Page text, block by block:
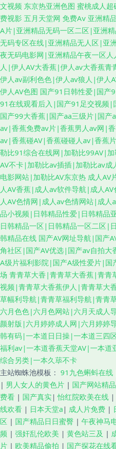
文视频 东京热亚洲色图 蜜桃成人超
费视影 五月天堂网 免费Av 亚洲精
A片|亚洲精品无码一区二区|亚洲
无码专区在线|亚洲精品无人区|亚
夜无码电影网|亚洲精品午夜一区
人|伊人AV大香蕉|伊人av大香蕉
伊人av副利色色|伊人av狼人|伊人
伊人AV色图 国产91日韩性爱|国产
91在线观看后入|国产91足交视频
国产99大香蕉|国产aa三级片|国产
av|香蕉免费av片|香蕉男人av网|
av|香蕉碰AV|香蕉碰碰人av|香蕉
勒比91综合在线网|加勒比99AV|
AV不卡|加勒比av插插|加勒比av
电影网站|加勒比AV东京热 成人AV
人AV香蕉|成人av软件导航|成人
人AV色情网|成人av色情网站|成人
品小视频|日韩精品性爱|日韩精品
日韩精品一区|日韩精品一区二区|
韩精品在线 国产AV网址导航|国产
角社区|国产AV优选|国产av自拍
A级片福利影院|国产A级性爱片|国
场 青青草大香|青青草大香蕉|青青
视频|青青草大香蕉伊人|青青草大
草幅利导航|青青草福利导航|青青
六月色色|六月色网站|六月天成人
颜射版|六月婷婷成人网|六月婷婷
韩有码|一本道日日操|一本道三四
福利av|一本道香蕉天堂AV|一本
综合另类|一本久荜不卡
主站蜘蛛池模板： 91九色蝌蚪在线
| 男人女人的黄色片 | 国产网站精品
费看 | 国产真实|怡红院欧美在线 |
线欢看 | 日本天堂a| 成人片免费 |
区 | 国产精品日日蜜臀 | 午夜神马
频 | 强奸乱伦欧美 | 黄色站三及 |
片 | 欧美精品偷拍 | 国产探花在线